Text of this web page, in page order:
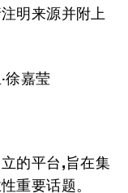
明来源并附上
徐嘉莹
的平台,旨在集
重要话题。